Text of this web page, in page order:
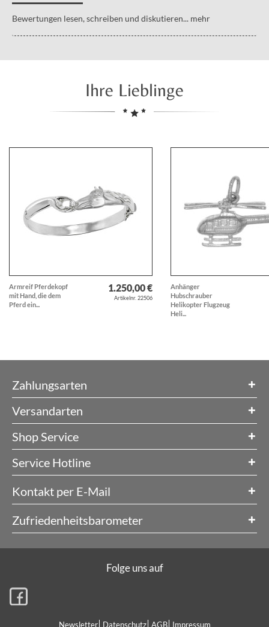
Bewertungen lesen, schreiben und diskutieren... mehr
Ihre Lieblinge
Armreif Pferdekopf
mit Hand, die dem
Pferd ein...
1.250,00 €
Artikelnr. 22506
Anhänger
Hubschrauber
Helikopter Flugzeug
Heli...
Zahlungsarten
Versandarten
Shop Service
Service Hotline
Kontakt per E-Mail
Zufriedenheitsbarometer
Newsletter Datenschutz AGB Impressum
Folge uns auf